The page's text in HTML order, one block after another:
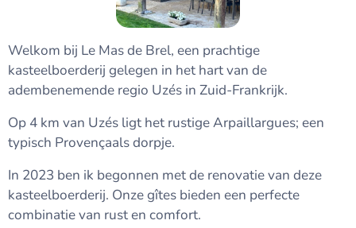
Welkom bij Le Mas de Brel, een prachtige
kasteelboerderij gelegen in het hart van de
adembenemende regio Uzés in Zuid-Frankrijk.
Op 4 km van Uzés ligt het rustige Arpaillargues; een
typisch Provençaals dorpje.
In 2023 ben ik begonnen met de renovatie van deze
kasteelboerderij. Onze gîtes bieden een perfecte
combinatie van rust en comfort.